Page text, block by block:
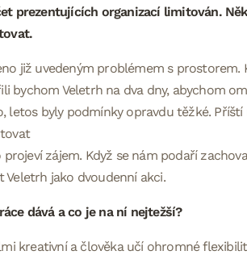
prezentujících organizací limitován.
již uvedeným problémem s prostorem.
bychom Veletrh na dva dny, abychom
letos byly podmínky opravdu těžké.
zájem. Když se nám podaří
Veletrh jako dvoudenní akci.
dává a co je na ní nejtežší?
kreativní a člověka učí ohromné